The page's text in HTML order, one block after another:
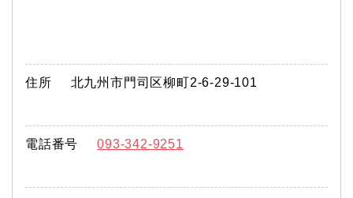
住所 北九州市門司区柳町2-6-29-101
電話番号 093-342-9251